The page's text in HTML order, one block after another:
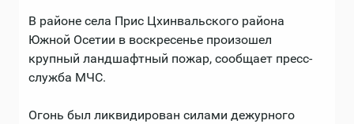
В районе села Прис Цхинвальского района
Южной Осетии в воскресенье произошел
крупный ландшафтный пожар, сообщает пресс-
служба МЧС.
Огонь был ликвидирован силами дежурного